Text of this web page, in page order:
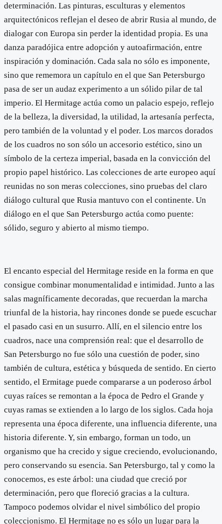
determinación. Las pinturas, esculturas y elementos
arquitectónicos reflejan el deseo de abrir Rusia al mundo, de
dialogar con Europa sin perder la identidad propia. Es una
danza paradójica entre adopción y autoafirmación, entre
inspiración y dominación. Cada sala no sólo es imponente,
sino que rememora un capítulo en el que San Petersburgo
pasa de ser un audaz experimento a un sólido pilar de tal
imperio. El Hermitage actúa como un palacio espejo, reflejo
de la belleza, la diversidad, la utilidad, la artesanía perfecta,
pero también de la voluntad y el poder. Los marcos dorados
de los cuadros no son sólo un accesorio estético, sino un
símbolo de la certeza imperial, basada en la convicción del
propio papel histórico. Las colecciones de arte europeo aquí
reunidas no son meras colecciones, sino pruebas del claro
diálogo cultural que Rusia mantuvo con el continente. Un
diálogo en el que San Petersburgo actúa como puente:
sólido, seguro y abierto al mismo tiempo.
El encanto especial del Hermitage reside en la forma en que
consigue combinar monumentalidad e intimidad. Junto a las
salas magníficamente decoradas, que recuerdan la marcha
triunfal de la historia, hay rincones donde se puede escuchar
el pasado casi en un susurro. Allí, en el silencio entre los
cuadros, nace una comprensión real: que el desarrollo de
San Petersburgo no fue sólo una cuestión de poder, sino
también de cultura, estética y búsqueda de sentido. En cierto
sentido, el Ermitage puede compararse a un poderoso árbol
cuyas raíces se remontan a la época de Pedro el Grande y
cuyas ramas se extienden a lo largo de los siglos. Cada hoja
representa una época diferente, una influencia diferente, una
historia diferente. Y, sin embargo, forman un todo, un
organismo que ha crecido y sigue creciendo, evolucionando,
pero conservando su esencia. San Petersburgo, tal y como la
conocemos, es este árbol: una ciudad que creció por
determinación, pero que floreció gracias a la cultura.
Tampoco podemos olvidar el nivel simbólico del propio
coleccionismo. El Hermitage no es sólo un lugar para la